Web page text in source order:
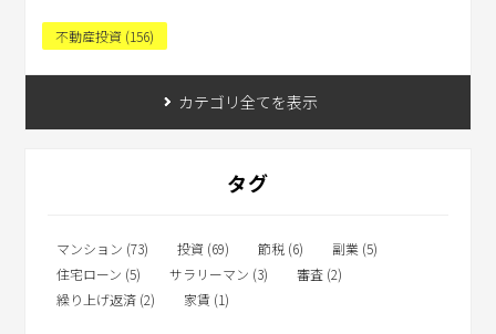
不動産投資 (156)
カテゴリ全てを表示
タグ
マンション (73) 投資 (69) 節税 (6)
副業 (5)
住宅ローン (5)
サラリーマン (3)
審査 (2)
繰り上げ返済 (2)
家賃 (1)